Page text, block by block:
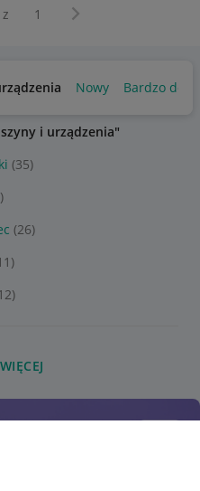
z 1 Następna strona
Nowy Bardzo
i urządzenia"
(35)
(26)